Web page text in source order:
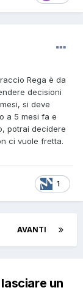
Rega è da
decisioni
si deve
a 5 mesi fa e
potrai decidere
ci vuole fretta.
1
AVANTI
un